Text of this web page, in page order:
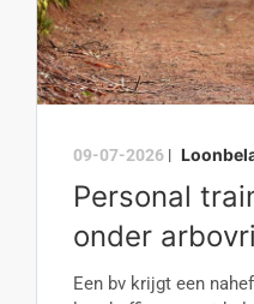
09-07-2026 |
Personal
onder
Een bv krijgt een